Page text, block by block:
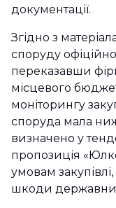
документації.
Згідно з
споруду
переказавши
місцевого
моніторингу
споруда мала
визначено у
пропозиція
умовам
шкоди